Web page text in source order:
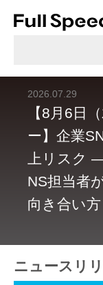
2026.07.29
【8月6日
ー】企業
上リスク
NS担当者
向き合い方
ニュースリ